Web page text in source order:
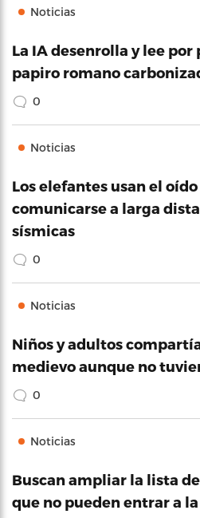
Noticias
La IA desenrolla y lee
papiro romano
0
Noticias
Los elefantes usan el
comunicarse a larga
sísmicas
0
Noticias
Niños y adultos
medievo aunque no
0
Noticias
Buscan ampliar la lista
que no pueden entrar a